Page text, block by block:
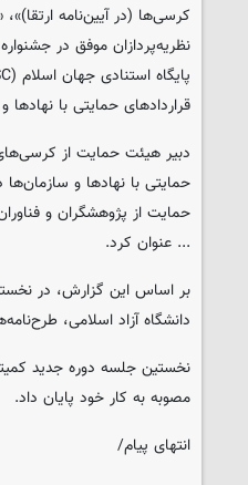
کرسی‌ها (در آیین‌نامه
نظریه‌پردازان موفق در
قراردادهای حمایتی با
دبیر هیئت حمایت از کرسی‌های
حمایتی با نهادها و
حمایت از پژوهشگران و
... عنوان کرد.
بر اساس این گزارش، در
دانشگاه آزاد اسلامی،
مصوبه به کار خود پایان داد.
انتهای پیام/